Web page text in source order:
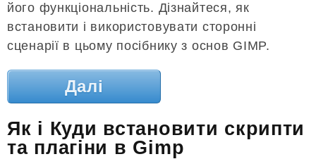
його функціональність. Дізнайтеся, як
встановити і використовувати сторонні
сценарії в цьому посібнику з основ GIMP.
Далі
Як і Куди встановити скрипти
та плагіни в Gimp